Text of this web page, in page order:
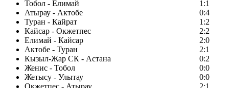
Тобол - Елимай
1:1
Атырау - Актобе
0:4
Туран - Кайрат
1:2
Кайсар - Окжетпес
2:2
Елимай - Кайсар
2:0
Актобе - Туран
2:1
Кызыл-Жар СК - Астана
0:2
Женис - Тобол
0:0
Жетысу - Улытау
0:0